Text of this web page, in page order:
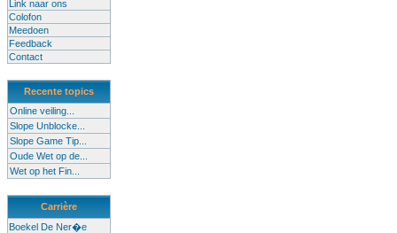
Link naar ons
Colofon
Meedoen
Feedback
Contact
Recente topics
Online veiling...
Slope Unblocke...
Slope Game Tip...
Oude Wet op de...
Wet op het Fin...
Carrière
Boekel De Ner�e